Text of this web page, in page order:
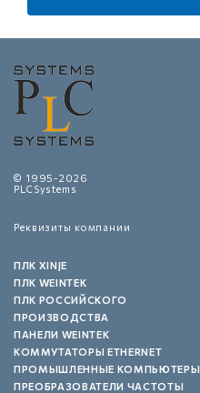
© 1995-2026
PLCSystems
Реквизиты компании
ПЛК XINJE
ПЛК WEINTEK
ПЛК РОССИЙСКОГО
ПРОИЗВОДСТВА
ПАНЕЛИ WEINTEK
КОММУТАТОРЫ ETHERNET
ПРОМЫШЛЕННЫЕ КОМПЬЮТЕРЫ
ПРЕОБРАЗОВАТЕЛИ ЧАСТОТЫ